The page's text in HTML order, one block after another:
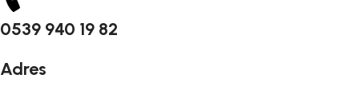
0539 940 19 82
Adres